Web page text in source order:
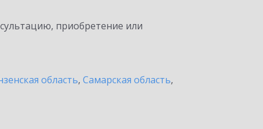
приобретение или
область, Самарская область,